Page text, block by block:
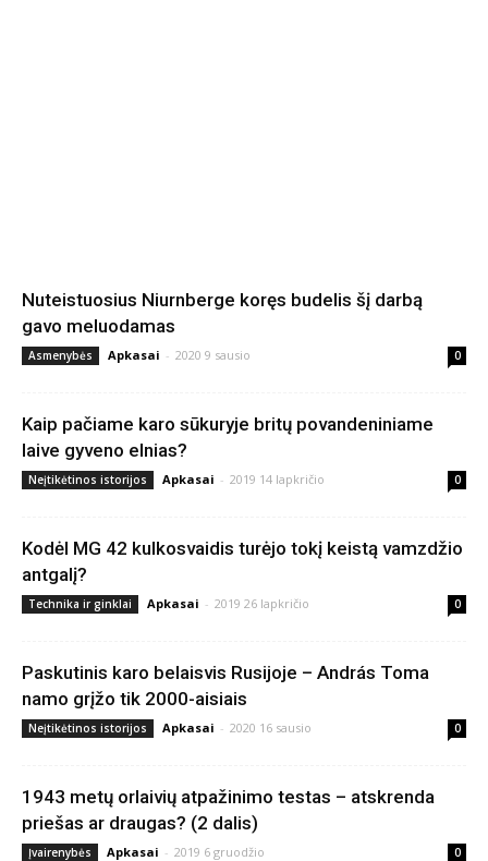
Nuteistuosius Niurnberge koręs budelis šį darbą
gavo meluodamas
Asmenybės Apkasai - 2020 9 sausio 0
Kaip pačiame karo sūkuryje britų povandeniniame
laive gyveno elnias?
Neįtikėtinos istorijos Apkasai - 2019 14 lapkričio 0
Kodėl MG 42 kulkosvaidis turėjo tokį keistą vamzdžio
antgalį?
Technika ir ginklai Apkasai - 2019 26 lapkričio 0
Paskutinis karo belaisvis Rusijoje – András Toma
namo grįžo tik 2000-aisiais
Neįtikėtinos istorijos Apkasai - 2020 16 sausio 0
1943 metų orlaivių atpažinimo testas – atskrenda
priešas ar draugas? (2 dalis)
Įvairenybės Apkasai - 2019 6 gruodžio 0